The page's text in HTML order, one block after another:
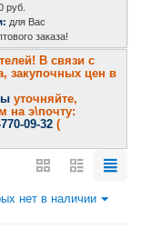
руб.
для Вас
заказа!
В связи с
закупочных цен в
уточняйте,
на э\почту:
09-32 (
нет в наличии